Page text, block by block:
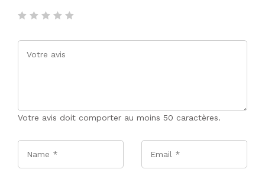
Votre avis doit comporter au moins 50 caractères.